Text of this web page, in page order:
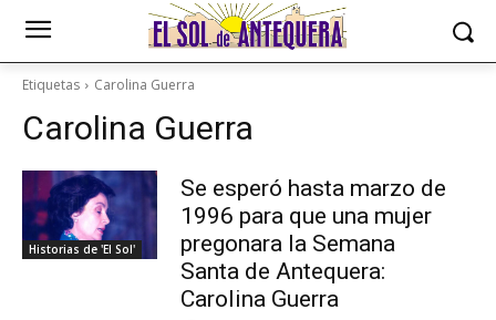
Etiquetas Carolina Guerra
Carolina Guerra
Historias de 'El Sol'
Se esperó hasta marzo de
1996 para que una mujer
pregonara la Semana
Santa de Antequera:
Carolina Guerra